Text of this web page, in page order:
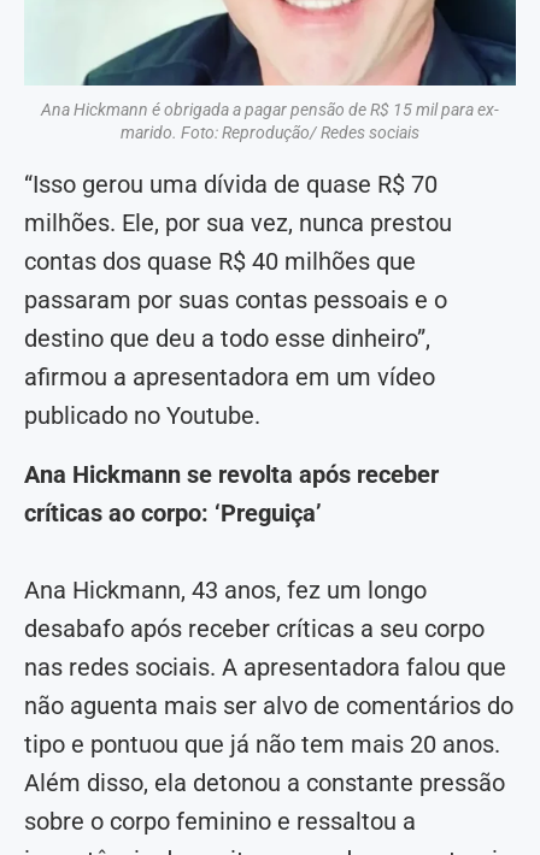
Ana Hickmann é obrigada a pagar pensão de R$ 15 mil para ex-
marido. Foto: Reprodução/ Redes sociais
“Isso gerou uma dívida de quase R$ 70
milhões. Ele, por sua vez, nunca prestou
contas dos quase R$ 40 milhões que
passaram por suas contas pessoais e o
destino que deu a todo esse dinheiro”,
afirmou a apresentadora em um vídeo
publicado no Youtube.
Ana Hickmann se revolta após receber
críticas ao corpo: ‘Preguiça’
Ana Hickmann, 43 anos, fez um longo
desabafo após receber críticas a seu corpo
nas redes sociais. A apresentadora falou que
não aguenta mais ser alvo de comentários do
tipo e pontuou que já não tem mais 20 anos.
Além disso, ela detonou a constante pressão
sobre o corpo feminino e ressaltou a